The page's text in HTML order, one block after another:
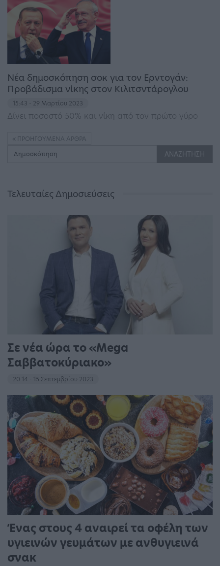
Νέα δημοσκόπηση σοκ για τον Ερντογάν:
Προβάδισμα νίκης στον Κιλιτσντάρογλου
15:43 - 29 Μαρτίου 2023
Δίνει ποσοστό 50% και νίκη από τον πρώτο γύρο
ΠΡΟΗΓΟΎΜΕΝΑ ΆΡΘΡΑ
Τελευταίες Δημοσιεύσεις
Σε νέα ώρα το «Mega
Σαββατοκύριακο»
20:14 - 15 Σεπτεμβρίου 2023
Ένας στους 4 αναιρεί τα οφέλη των
υγιεινών γευμάτων με ανθυγιεινά
σνακ